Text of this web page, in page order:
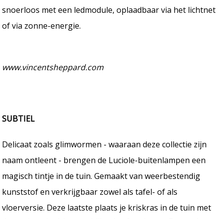
snoerloos met een ledmodule, oplaadbaar via het lichtnet
of via zonne-energie.
www.vincentsheppard.com
SUBTIEL
Delicaat zoals glimwormen - waaraan deze collectie zijn
naam ontleent - brengen de Luciole-buitenlampen een
magisch tintje in de tuin. Gemaakt van weerbestendig
kunststof en verkrijgbaar zowel als tafel- of als
vloerversie. Deze laatste plaats je kriskras in de tuin met